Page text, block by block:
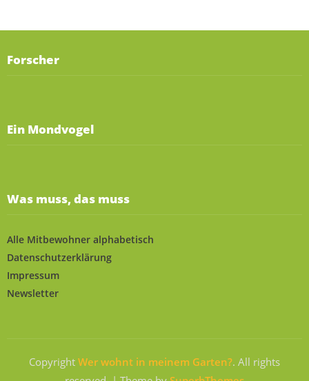
Forscher
Ein Mondvogel
Was muss, das muss
Alle Mitbewohner alphabetisch
Datenschutzerklärung
Impressum
Newsletter
Copyright Wer wohnt in meinem Garten?. All rights